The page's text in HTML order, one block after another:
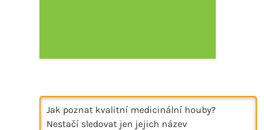
Jak poznat kvalitní medicinální houby?
Nestačí sledovat jen jejich název